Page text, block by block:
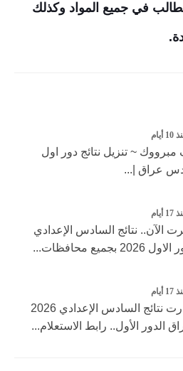
في جميع المواد وكذلك
أيام
مبرووك ~ تنزيل نتائج دور اول
عراق |...
أيام
الآن.. نتائج السادس الإعدادي
2026 بجميع محافظات...
أيام
صدرت نتائج السادس الإعدادي 2026
الدور الأول.. رابط الاستعلام...